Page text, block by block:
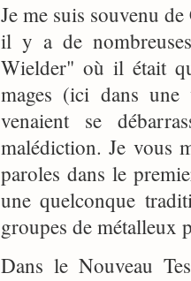
Je me suis souvenu
il y a de
Wielder" où il était
mages (ici dans
venaient se
malédiction. Je vous
paroles dans le
une quelconque
groupes de métalleux
Dans le Nouveau